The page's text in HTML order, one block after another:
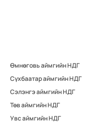
Өмнөговь аймгийн НДГ
Сүхбаатар аймгийн НДГ
Сэлэнгэ аймгийн НДГ
Төв аймгийн НДГ
Увс аймгийн НДГ